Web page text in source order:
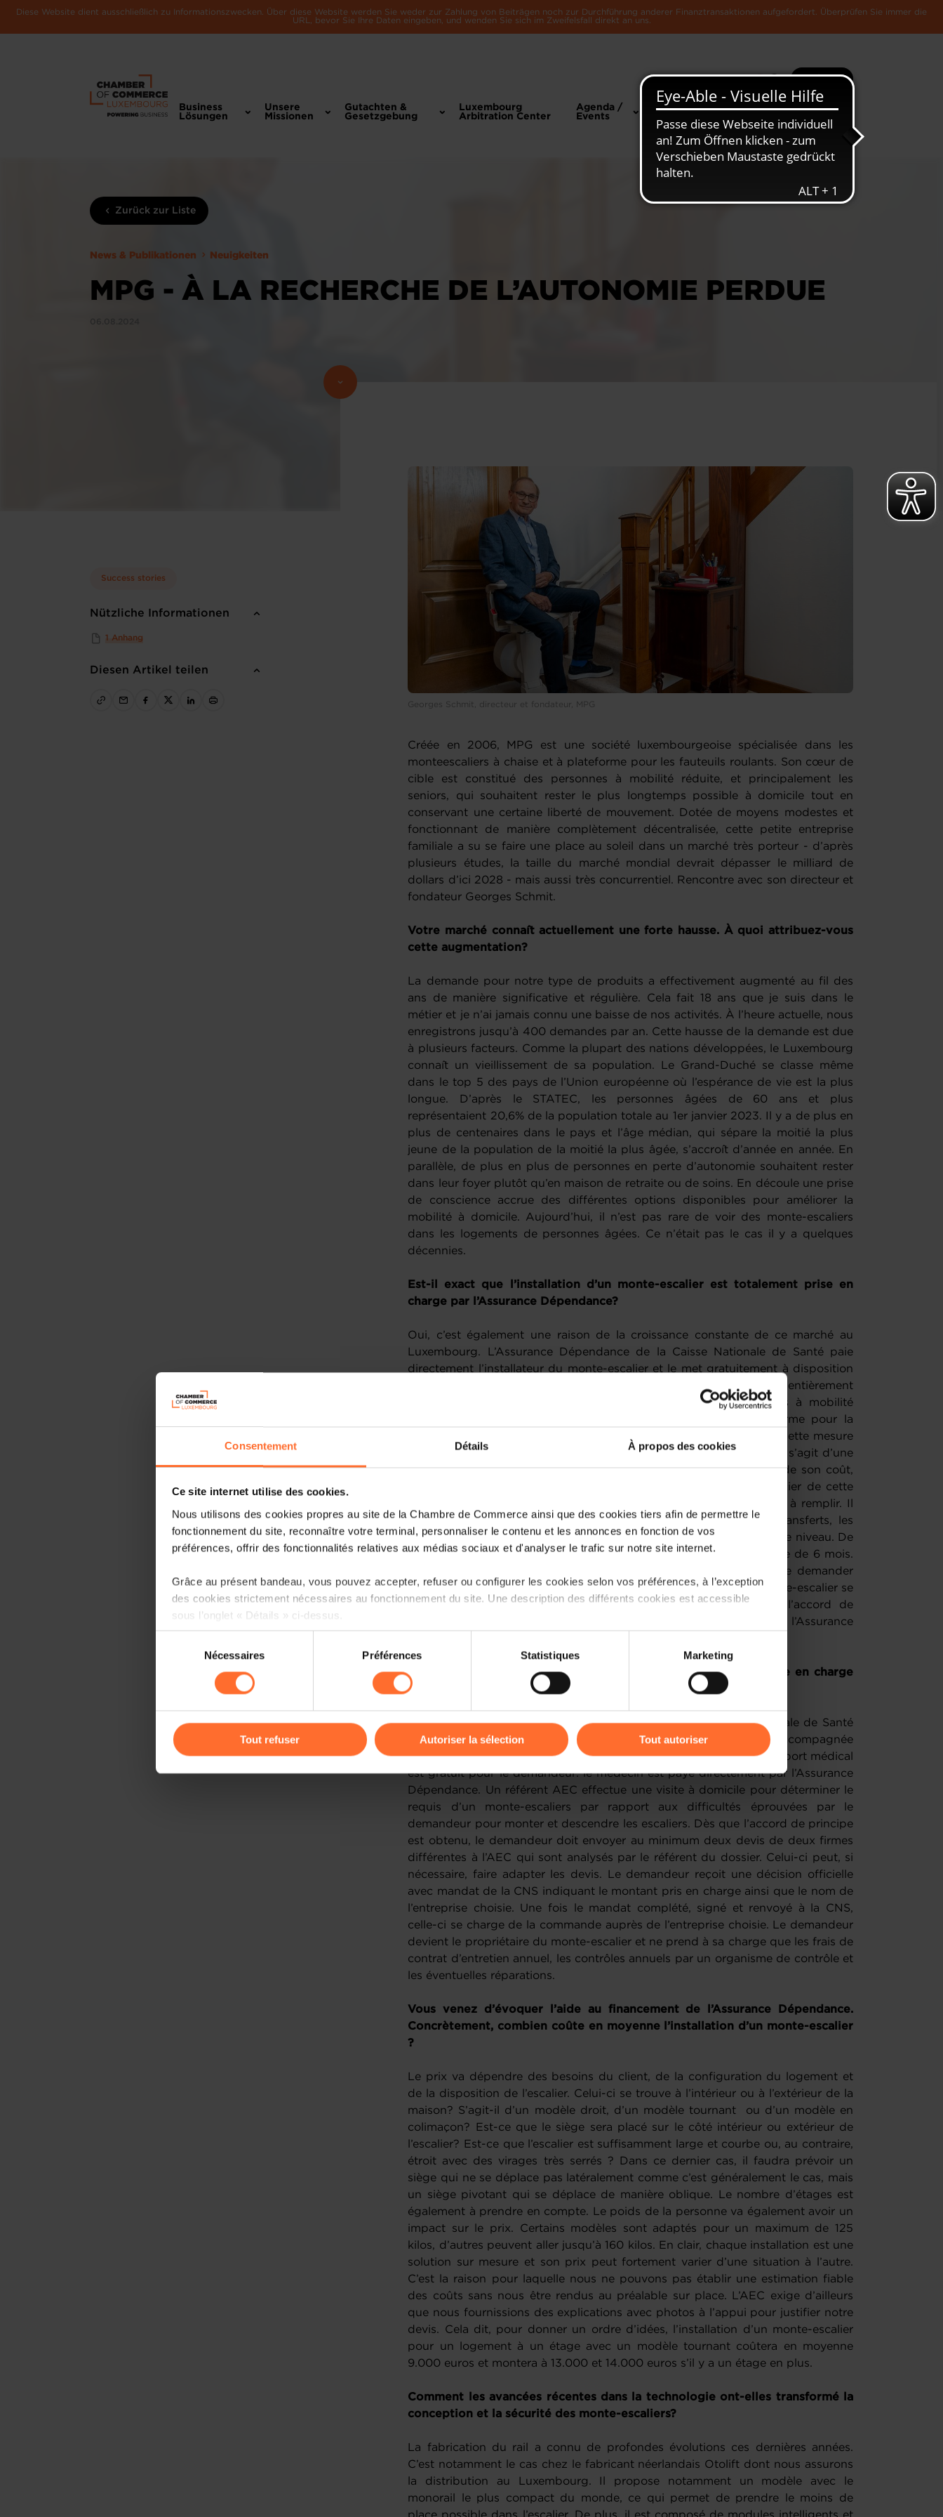
Consentement Détails À propos des cookies
Ce site internet utilise des cookies.
Nous utilisons des cookies propres au site de la Chambre de Commerce ainsi que des cookies tiers afin de permettre le
fonctionnement du site, reconnaître votre terminal, personnaliser le contenu et les annonces en fonction de vos
préférences, offrir des fonctionnalités relatives aux médias sociaux et d'analyser le trafic sur notre site internet.
Grâce au présent bandeau, vous pouvez accepter, refuser ou configurer les cookies selon vos préférences, à l’exception
des cookies strictement nécessaires au fonctionnement du site. Une description des différents cookies est accessible
sous l’onglet « Détails » ci-dessus.
Il est précisé que la navigation sur le site et certaines fonctionnalités (ex : lecture de vidéos, partage sur les réseaux
sociaux, sauvegarde des préférences de lecture vidéo, personnalisation de l’affichage du site) peuvent être affectées en
cas de refus de tous les cookies ou des cookies non nécessaires.
gauche de chaque page.
Charte d’usage des cookies et notre Politique de protection des données
consentement
Nécessaires Préférences Statistiques Marketing
Tout refuser Autoriser la sélection Tout autoriser
Diese Website dient ausschließlich zu Informationszwecken. Über diese Website werden Sie weder zur Zahlung von Beiträgen noch zur Durchführung anderer Finanztransaktionen aufgefordert. Überprüfen Sie immer die
URL, bevor Sie Ihre Daten eingeben, und wenden Sie sich im Zweifelsfall direkt an uns.
Suche Mehr
Business
Lösungen
Unsere
Missionen
Gutachten &
Gesetzgebung
Luxembourg
Arbitration Center
Agenda /
Events
News &
Die Luxemburger
Zurück zur Liste
News & Publikationen Neuigkeiten
MPG - À LA RECHERCHE DE L’AUTONOMIE PERDUE
Success stories
Nützliche Informationen
1 Anhang
Diesen Artikel teilen
Georges Schmit, directeur et fondateur, MPG
Créée en 2006, MPG est une société luxembourgeoise spécialisée dans les
monteescaliers à chaise et à plateforme pour les fauteuils roulants. Son cœur de
cible est constitué des personnes à mobilité réduite, et principalement les
seniors, qui souhaitent rester le plus longtemps possible à domicile tout en
conservant une certaine liberté de mouvement. Dotée de moyens modestes et
fonctionnant de manière complètement décentralisée, cette petite entreprise
familiale a su se faire une place au soleil dans un marché très porteur - d’après
plusieurs études, la taille du marché mondial devrait dépasser le milliard de
dollars d’ici 2028 - mais aussi très concurrentiel. Rencontre avec son directeur et
fondateur Georges Schmit.
Votre marché connaît actuellement une forte hausse. À quoi attribuez-vous
cette augmentation?
La demande pour notre type de produits a effectivement augmenté au fil des
ans de manière significative et régulière. Cela fait 18 ans que je suis dans le
métier et je n’ai jamais connu une baisse de nos activités. À l’heure actuelle, nous
enregistrons jusqu’à 400 demandes par an. Cette hausse de la demande est due
à plusieurs facteurs. Comme la plupart des nations développées, le Luxembourg
connaît un vieillissement de sa population. Le Grand-Duché se classe même
dans le top 5 des pays de l’Union européenne où l’espérance de vie est la plus
longue. D’après le STATEC, les personnes âgées de 60 ans et plus
représentaient 20,6% de la population totale au 1er janvier 2023. Il y a de plus en
plus de centenaires dans le pays et l’âge médian, qui sépare la moitié la plus
jeune de la population de la moitié la plus âgée, s’accroît d’année en année. En
parallèle, de plus en plus de personnes en perte d’autonomie souhaitent rester
dans leur foyer plutôt qu’en maison de retraite ou de soins. En découle une prise
de conscience accrue des différentes options disponibles pour améliorer la
mobilité à domicile. Aujourd’hui, il n’est pas rare de voir des monte-escaliers
dans les logements de personnes âgées. Ce n’était pas le cas il y a quelques
décennies.
Est-il exact que l’installation d’un monte-escalier est totalement prise en
charge par l’Assurance Dépendance?
Oui, c’est également une raison de la croissance constante de ce marché au
Luxembourg. L’Assurance Dépendance de la Caisse Nationale de Santé paie
directement l’installateur du monte-escalier et le met gratuitement à disposition
de la personne qui en éprouve le besoin. Cette mise à disposition entièrement
gratuite vise à encourager le maintien à domicile des personnes à mobilité
réduite comme les seniors, ce qui est moins coûteux à long terme pour la
Sécurité sociale que les soins dans des établissements spécialisés. Cette mesure
n’existe pas dans les pays limitrophes. En Belgique, par exemple, il s’agit d’une
subvention qui ne finance le monte-escalier qu’à hauteur de 50% de son coût,
TVA comprise, et avec un maximum de 1 .500 euros. Pour bénéficier de cette
prise en charge gratuite au Luxembourg, plusieurs conditions sont à remplir. Il
faut présenter un besoin important et régulier d’aide pour les transferts, les
déplacements, l’accès et la sortie du logement et les changements de niveau. De
plus, l’état de dépendance doit persister pour une période minimale de 6 mois.
Si le demandeur est locataire ou copropriétaire, il doit au préalable demander
l’accord écrit du propriétaire ou des autres copropriétaires si le monte-escalier se
trouve dans les parties communes. Enfin, il faut avoir obtenu l’accord de
principe de l’Administration d’évaluation et de contrôle (AEC) de l’Assurance
Quelle est la procédure à suivre pour être éligible à cette prise en charge
gratuite?
La première étape consiste à introduire auprès de la Caisse Nationale de Santé
(CNS) une demande de prestations de l’Assurance Dépendance accompagnée
d’un rapport médical (R20) à remplir par le médecin traitant. Ce rapport médical
est gratuit pour le demandeur: le médecin est payé directement par l’Assurance
Dépendance. Un référent AEC effectue une visite à domicile pour déterminer le
requis d’un monte-escaliers par rapport aux difficultés éprouvées par le
demandeur pour monter et descendre les escaliers. Dès que l’accord de principe
est obtenu, le demandeur doit envoyer au minimum deux devis de deux firmes
différentes à l’AEC qui sont analysés par le référent du dossier. Celui-ci peut, si
nécessaire, faire adapter les devis. Le demandeur reçoit une décision officielle
avec mandat de la CNS indiquant le montant pris en charge ainsi que le nom de
l’entreprise choisie. Une fois le mandat complété, signé et renvoyé à la CNS,
celle-ci se charge de la commande auprès de l’entreprise choisie. Le demandeur
devient le propriétaire du monte-escalier et ne prend à sa charge que les frais de
contrat d’entretien annuel, les contrôles annuels par un organisme de contrôle et
les éventuelles réparations.
Vous venez d’évoquer l’aide au financement de l’Assurance Dépendance.
Concrètement, combien coûte en moyenne l’installation d’un monte-escalier
?
Le prix va dépendre des besoins du client, de la configuration du logement et
de la disposition de l’escalier. Celui-ci se trouve à l’intérieur ou à l’extérieur de la
maison? S’agit-il d’un modèle droit, d’un modèle tournant ou d’un modèle en
colimaçon? Est-ce que le siège sera placé sur le côté intérieur ou extérieur de
l’escalier? Est-ce que l’escalier est suffisamment large et courbe ou, au contraire,
étroit avec des virages très serrés ? Dans ce dernier cas, il faudra prévoir un
siège qui ne se déplace pas latéralement comme c’est généralement le cas, mais
un siège pivotant qui se déplace de manière oblique. Le nombre d’étages est
également à prendre en compte. Le poids de la personne va également avoir un
impact sur le prix. Certains modèles sont adaptés pour un maximum de 125
kilos, d’autres peuvent aller jusqu’à 160 kilos. En clair, chaque installation est une
solution sur mesure et son prix peut fortement varier d’une situation à l’autre.
C’est la raison pour laquelle nous ne pouvons pas établir une estimation fiable
des coûts sans nous être rendus au préalable sur place. L’AEC exige d’ailleurs
que nous fournissions des explications avec photos à l’appui pour justifier notre
devis. Cela dit, pour donner un ordre d’idées, l’installation d’un monte-escalier
pour un logement à un étage avec un modèle tournant coûtera en moyenne
9.000 euros et montera à 13.000 et 14.000 euros s’il y a un étage en plus.
Comment les avancées récentes dans la technologie ont-elles transformé la
conception et la sécurité des monte-escaliers?
La fabrication du rail a connu de profondes évolutions ces dernières années.
C’est notamment le cas chez le fabricant néerlandais Otolift dont nous assurons
la distribution au Luxembourg. Il propose notamment un modèle avec le
monorail le plus compact du monde, ce qui permet de prendre le moins de